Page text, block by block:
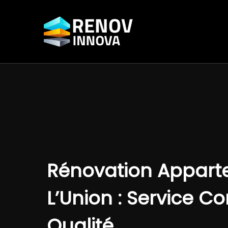
Rénovation
L’Union : Service